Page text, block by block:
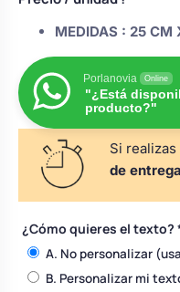
para arras
alianzas
porta alianzas
de boda
personalizadas
Rasca y Gana
Sorpresas y
Detalles de
Ver todo
Bolsos personalizados
Neceseres personalizados
Otros regalos
Ver todo
MEDIDAS : 25 CM
Porlanovia Online
"¿Está
producto?"
Si
de
¿Cómo quieres el texto?
A. No personalizar
B. Personalizar mi